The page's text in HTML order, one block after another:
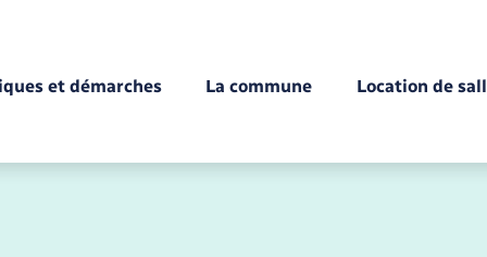
et démarches La commune Location de